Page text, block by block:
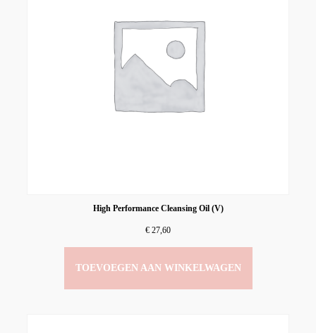
High Performance Cleansing Oil (V)
€ 27,60
TOEVOEGEN AAN WINKELWAGEN